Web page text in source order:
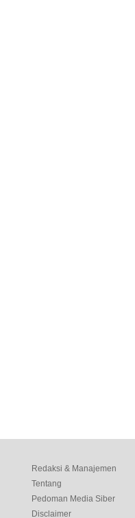
Redaksi & Manajemen
Tentang
Pedoman Media Siber
Disclaimer